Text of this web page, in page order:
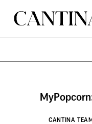
CANTINA